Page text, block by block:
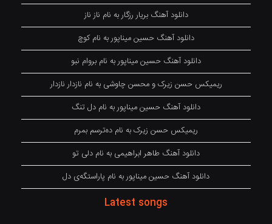
دانلود آهنگ بریار رزگار به نام ناز ناز
دانلود آهنگ حسین میناپور به نام کوچ
دانلود آهنگ حسین میناپور به نام بروام نبو
ریمیکس حسن زیرک و محسن چاوشی به نام نازدار نازدار
دانلود آهنگ حسین میناپور به نام دل تنگ
ریمیکس حسن زیرک به نام دەترسم بمرم
دانلود آهنگ طاهر ابراهیمی به نام دلی تو
دانلود آهنگ حسین میناپور به نام پاراستگەی دل
Latest songs